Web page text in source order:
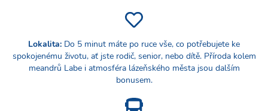
Lokalita: Do 5 minut máte po ruce vše, co potřebujete ke
spokojenému životu, ať jste rodič, senior, nebo dítě. Příroda kolem
meandrů Labe i atmosféra lázeňského města jsou dalším
bonusem.